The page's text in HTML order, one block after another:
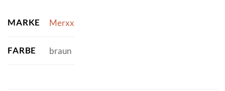
MARKE Merxx
FARBE braun